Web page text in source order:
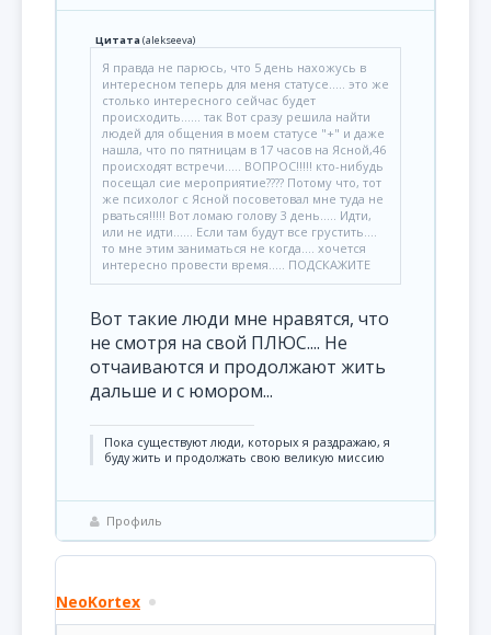
Цитата(alekseeva)
Я правда не парюсь, что 5 день нахожусь в
интересном теперь для меня статусе..... это же
столько интересного сейчас будет
происходить...... так Вот сразу решила найти
людей для общения в моем статусе "+" и даже
нашла, что по пятницам в 17 часов на Ясной,46
происходят встречи..... ВОПРОС!!!!! кто-нибудь
посещал сие мероприятие???? Потому что, тот
же психолог с Ясной посоветовал мне туда не
рваться!!!!! Вот ломаю голову 3 день..... Идти,
или не идти...... Если там будут все грустить....
то мне этим заниматься не когда.... хочется
интересно провести время..... ПОДСКАЖИТЕ
Вот такие люди мне нравятся, что
не смотря на свой ПЛЮС.... Не
отчаиваются и продолжают жить
дальше и с юмором...
Пока существуют люди, которых я раздражаю, я
буду жить и продолжать свою великую миссию
Профиль
NeoKortex